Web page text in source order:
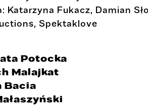
Katarzyna Fukacz, Damian
Spektaklove
Potocka
Malajkat
Bacia